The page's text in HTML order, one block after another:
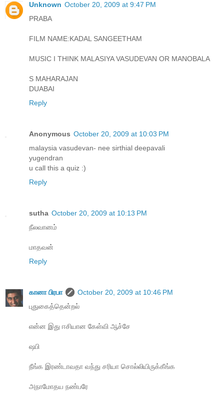
Unknown October 20, 2009 at 9:47 PM
PRABA
FILM NAME:KADAL SANGEETHAM
MUSIC I THINK MALASIYA VASUDEVAN OR MANOBALA
S MAHARAJAN
DUABAI
Reply
Anonymous October 20, 2009 at 10:03 PM
malaysia vasudevan- nee sirthial deepavali
yugendran
u call this a quiz :)
Reply
sutha October 20, 2009 at 10:13 PM
நீலவானம்
மாதவன்
Reply
கானா பிரபா
October 20, 2009 at 10:46 PM
புதுகைத்தென்றல்
என்ன இது ஈசியான கேள்வி ஆச்சே
ஷபி
நீங்க இரண்டாவதா வந்து சரியா சொல்லியிருக்கீங்க
அநாமோதய நண்பரே